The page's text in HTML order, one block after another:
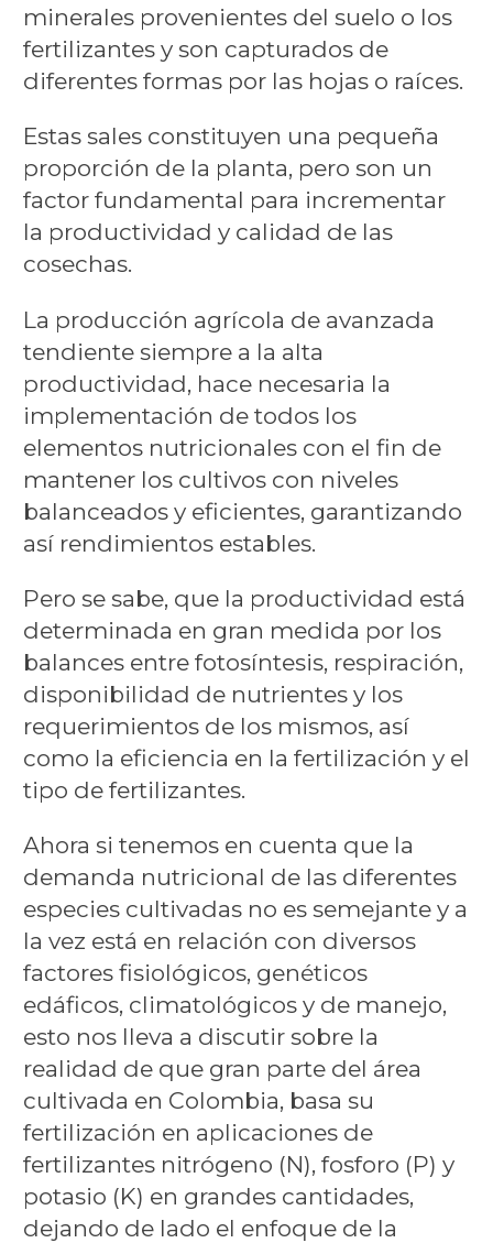
minerales provenientes del suelo o los
fertilizantes y son capturados de
diferentes formas por las hojas o raíces.
Estas sales constituyen una pequeña
proporción de la planta, pero son un
factor fundamental para incrementar
la productividad y calidad de las
cosechas.
La producción agrícola de avanzada
tendiente siempre a la alta
productividad, hace necesaria la
implementación de todos los
elementos nutricionales con el fin de
mantener los cultivos con niveles
balanceados y eficientes, garantizando
así rendimientos estables.
Pero se sabe, que la productividad está
determinada en gran medida por los
balances entre fotosíntesis, respiración,
disponibilidad de nutrientes y los
requerimientos de los mismos, así
como la eficiencia en la fertilización y el
tipo de fertilizantes.
Ahora si tenemos en cuenta que la
demanda nutricional de las diferentes
especies cultivadas no es semejante y a
la vez está en relación con diversos
factores fisiológicos, genéticos
edáficos, climatológicos y de manejo,
esto nos lleva a discutir sobre la
realidad de que gran parte del área
cultivada en Colombia, basa su
fertilización en aplicaciones de
fertilizantes nitrógeno (N), fosforo (P) y
potasio (K) en grandes cantidades,
dejando de lado el enfoque de la